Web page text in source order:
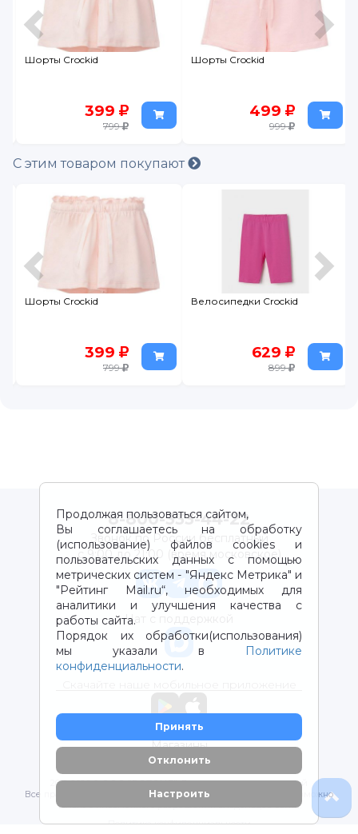
Шорты Crockid
399
799
Шорты Crockid
499
999
С этим товаром покупают
Шорты Crockid
399
799
Велосипедки Crockid
629
899
Продолжая пользоваться сайтом,
Вы соглашаетесь на обработку
(использование) файлов cookies и
пользовательских данных с помощью
метрических систем - "Яндекс Метрика" и
"Рейтинг Mail.ru“, необходимых для
аналитики и улучшения качества с
работы сайта.
Порядок их обработки(использования)
мы указали в
Политике
конфиденциальности.
Принять
Отклонить
Настроить
8-800-333-44-22
Звонок по России бесплатный
с 9:00 до 21:00 (время московское)
Чат с поддержкой
Магазины
2012-2026 © ООО "ВОТОНЯ". Детские товары с доставкой
Все права защищены. Любое использование материалов возможно
только с письменного разрешения владельцев сайта.
Политика конфиденциальности